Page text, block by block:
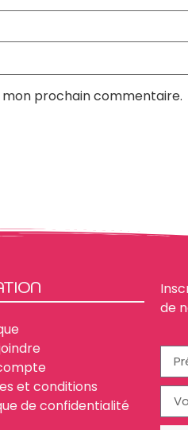
prochain commentaire.
et conditions
de confidentialité
de